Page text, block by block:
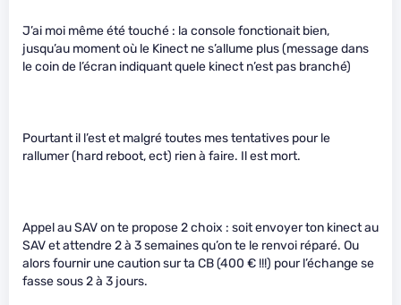
J’ai moi même été touché : la console fonctionait bien,
jusqu’au moment où le Kinect ne s’allume plus (message dans
le coin de l’écran indiquant quele kinect n’est pas branché)
Pourtant il l’est et malgré toutes mes tentatives pour le
rallumer (hard reboot, ect) rien à faire. Il est mort.
Appel au SAV on te propose 2 choix : soit envoyer ton kinect au
SAV et attendre 2 à 3 semaines qu’on te le renvoi réparé. Ou
alors fournir une caution sur ta CB (400 € !!!) pour l’échange se
fasse sous 2 à 3 jours.